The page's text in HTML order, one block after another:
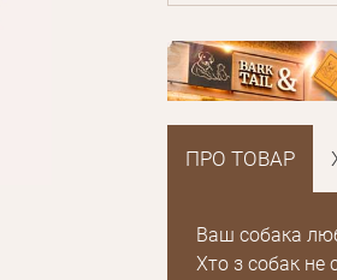
ПРО ТОВАР
Ваш собака
Хто з собак не